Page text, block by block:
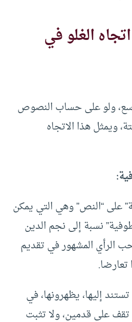
الغلو في
ولو على حساب النصوص
ويمثل هذا الاتجاه
على “النص” وهي التي يمكن
نسبة إلى نجم الدين
صاحب الرأي المشهور في تقديم
إليها، يظهرونها، في
على قدمين، ولا تثبت